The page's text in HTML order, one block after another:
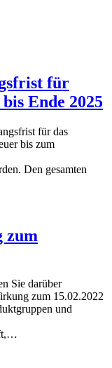
für
Ende 2025
für das
bis zum
Den gesamten
zum
Sie darüber
zum 15.02.2022
und